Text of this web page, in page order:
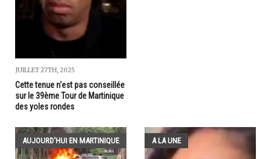
JUILLET 27TH, 2025
Cette tenue n'est pas conseillée
sur le 39ème Tour de Martinique
des yoles rondes
AUJOURD'HUI EN MARTINIQUE A LA UNE